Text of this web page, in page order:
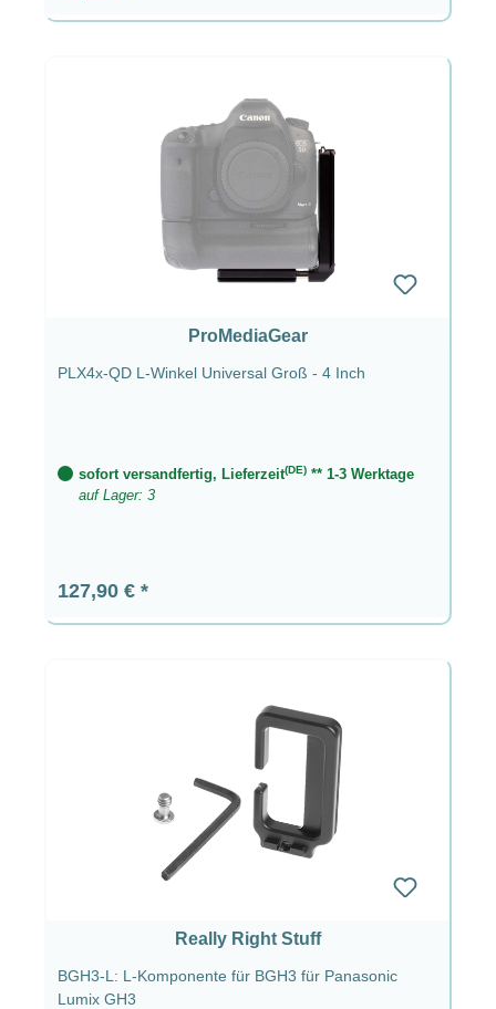
ProMediaGear
PLX4x-QD L-Winkel Universal Groß - 4 Inch
sofort versandfertig, Lieferzeit(DE) ** 1-3 Werktage
auf Lager: 3
Regulärer Preis:
127,90 €
Really Right Stuff
BGH3-L: L-Komponente für BGH3 für Panasonic
Lumix GH3